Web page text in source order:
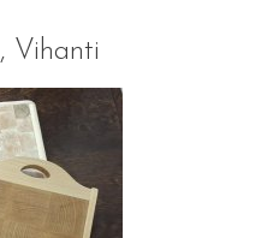
Vihanti